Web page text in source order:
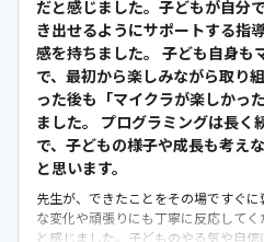
うしようかと考えてしまうこともあ
いのかもしれませんが、教室独自で
ります。レッスンに参加するたびに
と景品と交換できる仕組みになって
しています。特に大きく気になる点
ったこともなく、安心して続けられ
り、教室の雰囲気や指導の進め方、
足しています。子どもが楽しく通え
よりありがたいです。今後もこのまま
だと感じました。子どもが自分
き出せるようにサポートする指
感を持ちました。 子ども自身も
で、最初から楽しみながら取り
った後も「マイクラが楽しかっ
ました。 プログラミングは長く
で、子どもの様子や成長も考え
と思います。
先生が、できたことをその場ですぐ
な変化や頑張りにも丁寧に反応して
と感じました。子どものやる気や自信